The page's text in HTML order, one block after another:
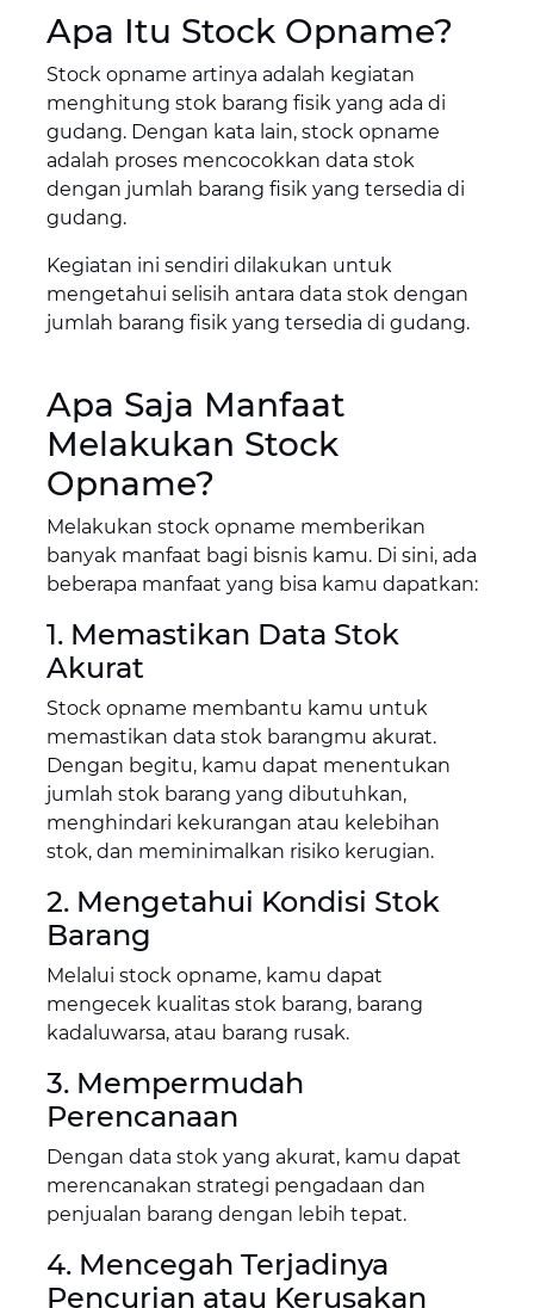
Apa Itu Stock Opname?
Stock opname artinya adalah kegiatan
menghitung stok barang fisik yang ada di
gudang. Dengan kata lain, stock opname
adalah proses mencocokkan data stok
dengan jumlah barang fisik yang tersedia di
gudang.
Kegiatan ini sendiri dilakukan untuk
mengetahui selisih antara data stok dengan
jumlah barang fisik yang tersedia di gudang.
Apa Saja Manfaat
Melakukan Stock
Opname?
Melakukan stock opname memberikan
banyak manfaat bagi bisnis kamu. Di sini, ada
beberapa manfaat yang bisa kamu dapatkan:
1. Memastikan Data Stok
Akurat
Stock opname membantu kamu untuk
memastikan data stok barangmu akurat.
Dengan begitu, kamu dapat menentukan
jumlah stok barang yang dibutuhkan,
menghindari kekurangan atau kelebihan
stok, dan meminimalkan risiko kerugian.
2. Mengetahui Kondisi Stok
Barang
Melalui stock opname, kamu dapat
mengecek kualitas stok barang, barang
kadaluwarsa, atau barang rusak.
3. Mempermudah
Perencanaan
Dengan data stok yang akurat, kamu dapat
merencanakan strategi pengadaan dan
penjualan barang dengan lebih tepat.
4. Mencegah Terjadinya
Pencurian atau Kerusakan